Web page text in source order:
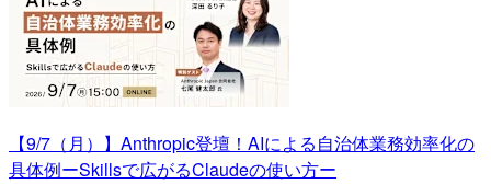
【9/7（月）】Anthropic登壇！AIによる自治体業務効率化の
具体例ーSkillsで広がるClaudeの使い方ー